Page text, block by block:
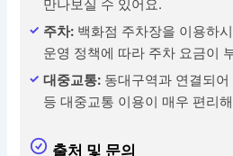
만나보실 수 있어요.
주차: 백화점 주차장을 이용하
운영 정책에 따라 주차 요금이
대중교통: 동대구역과 연결되
등 대중교통 이용이 매우 편리
출처 및 문의